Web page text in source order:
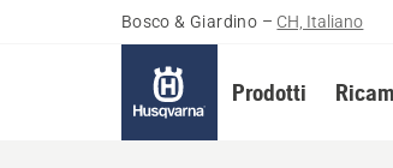
Bosco & Giardino – CH, Italiano
Prodotti